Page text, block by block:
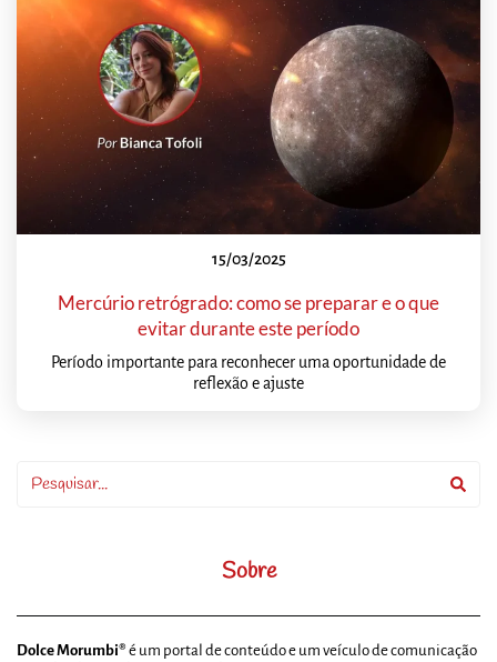
15/03/2025
Mercúrio retrógrado: como se preparar e o que
evitar durante este período
Período importante para reconhecer uma oportunidade de
reflexão e ajuste
Sobre
Dolce Morumbi® é um portal de conteúdo e um veículo de comunicação